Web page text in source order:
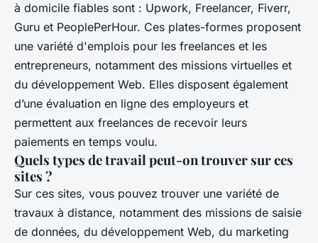
à domicile fiables sont : Upwork, Freelancer, Fiverr,
Guru et PeoplePerHour. Ces plates-formes proposent
une variété d'emplois pour les freelances et les
entrepreneurs, notamment des missions virtuelles et
du développement Web. Elles disposent également
d’une évaluation en ligne des employeurs et
permettent aux freelances de recevoir leurs
paiements en temps voulu.
Quels types de travail peut-on trouver sur ces
sites ?
Sur ces sites, vous pouvez trouver une variété de
travaux à distance, notamment des missions de saisie
de données, du développement Web, du marketing